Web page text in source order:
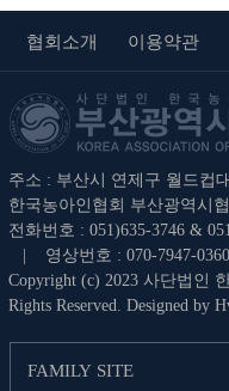
협회소개 이용약관
주소 : 부산시 연제구 월드컵
한국농아인협회 부산광역시협
전화번호 : 051)635-3746 &
| 영상번호 : 070-7947-
Copyright (c) 2023 사단법인
Rights Reserved. Designed by